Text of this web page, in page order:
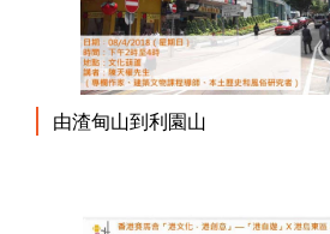
由渣甸山到利園山